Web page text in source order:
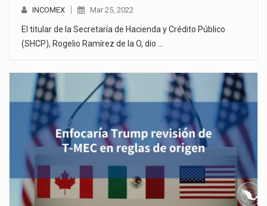
INCOMEX Mar 25, 2022
El titular de la Secretaría de Hacienda y Crédito Público
(SHCP), Rogelio Ramírez de la O, dio …